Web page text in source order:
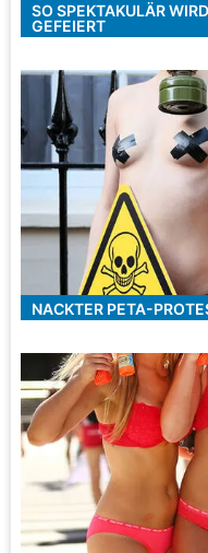
SO SPEKTAKULÄR
GEFEIERT
NACKTER PETA-